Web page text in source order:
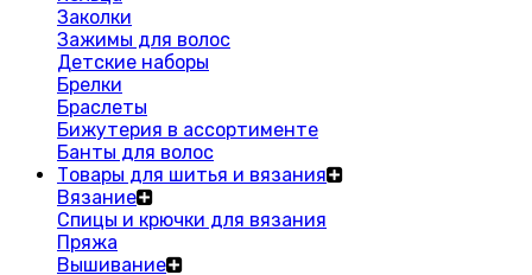
Заколки
Зажимы для волос
Детские наборы
Брелки
Браслеты
Бижутерия в ассортименте
Банты для волос
Товары для шитья и вязания
Вязание
Спицы и крючки для вязания
Пряжа
Вышивание